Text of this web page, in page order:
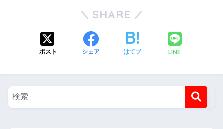
SHARE
ポスト シェア はてブ LINE